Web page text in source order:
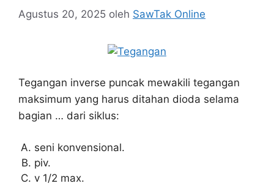
Agustus 20, 2025 oleh SawTak Online
Tegangan inverse puncak mewakili tegangan
maksimum yang harus ditahan dioda selama
bagian … dari siklus:
seni konvensional.
piv.
v 1/2 max.